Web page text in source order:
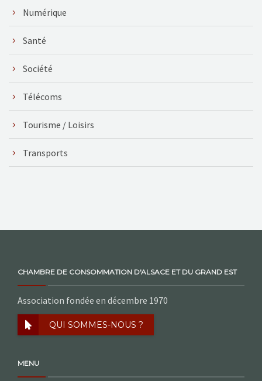
Numérique
Santé
Société
Télécoms
Tourisme / Loisirs
Transports
CHAMBRE DE CONSOMMATION D'ALSACE ET DU GRAND EST
Association fondée en décembre 1970
QUI SOMMES-NOUS ?
MENU